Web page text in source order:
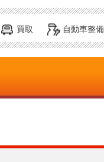
買取 自動車整